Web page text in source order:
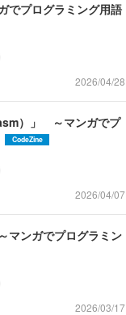
でプログラミング用語
2026/04/28
）」 ～マンガでプ
CodeZine
2026/04/07
マンガでプログラミン
2026/03/17